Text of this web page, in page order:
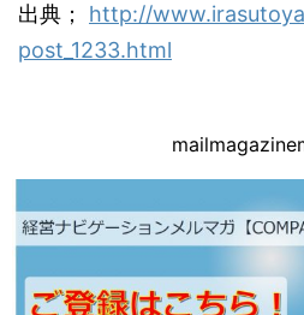
出典； http://
post_1233.html